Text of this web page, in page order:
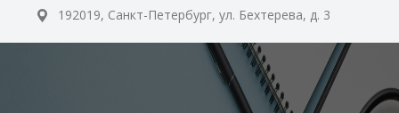
192019, Санкт-Петербург, ул. Бехтерева, д. 3